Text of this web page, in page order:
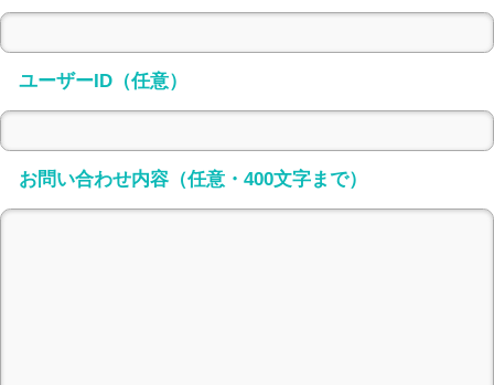
ユーザーID（任意）
お問い合わせ内容（任意・400文字まで）